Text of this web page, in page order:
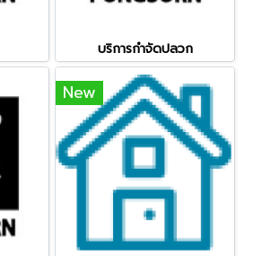
บริการกำจัดปลวก
New